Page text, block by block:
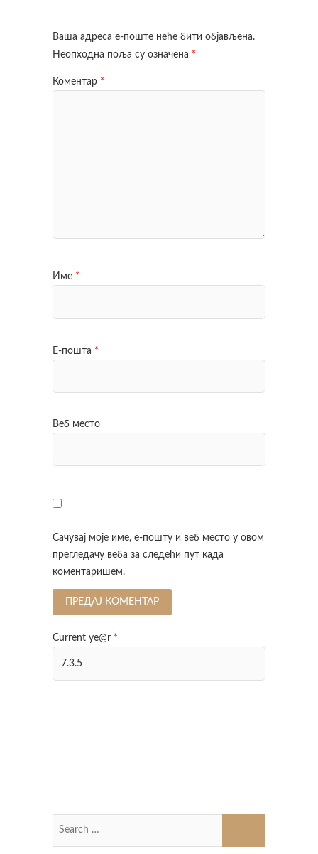
Ваша адреса е-поште неће бити објављена.
Неопходна поља су означена *
Коментар *
Име *
Е-пошта *
Веб место
Сачувај моје име, е-пошту и веб место у овом
прегледачу веба за следећи пут када
коментаришем.
Current ye@r *